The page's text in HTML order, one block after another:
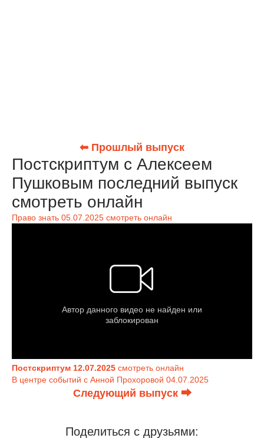
⬅ Прошлый выпуск
Постскриптум с Алексеем
Пушковым последний выпуск
смотреть онлайн
Право знать 05.07.2025 смотреть онлайн
Постскриптум 12.07.2025 смотреть онлайн
В центре событий с Анной Прохоровой 04.07.2025
Следующий выпуск ⮕
Поделиться с друзьями: